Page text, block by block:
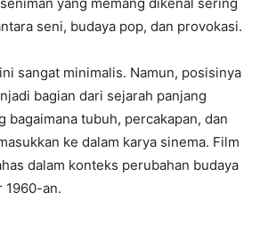
seni, budaya pop, dan provokasi.
sangat minimalis. Namun, posisinya
bagian dari sejarah panjang
bagaimana tubuh, percakapan, dan
ke dalam karya sinema. Film
dalam konteks perubahan budaya
1960-an.